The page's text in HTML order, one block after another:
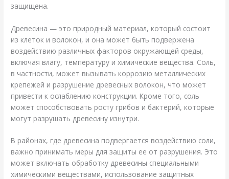
защищена.
Древесина — это природный материал, который состоит
из клеток и волокон, и она может быть подвержена
воздействию различных факторов окружающей среды,
включая влагу, температуру и химические вещества. Соль,
в частности, может вызывать коррозию металлических
крепежей и разрушение древесных волокон, что может
привести к ослаблению конструкции. Кроме того, соль
может способствовать росту грибов и бактерий, которые
могут разрушать древесину изнутри.
В районах, где древесина подвергается воздействию соли,
важно принимать меры для защиты ее от разрушения. Это
может включать обработку древесины специальными
химическими веществами, использование защитных